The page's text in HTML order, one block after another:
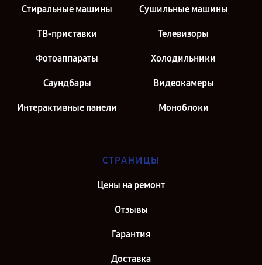
Стиральные машины Сушильные машины
ТВ-приставки Телевизоры
Фотоаппараты Холодильники
Саундбары Видеокамеры
Интерактивные панели Моноблоки
СТРАНИЦЫ
Цены на ремонт
Отзывы
Гарантия
Доставка